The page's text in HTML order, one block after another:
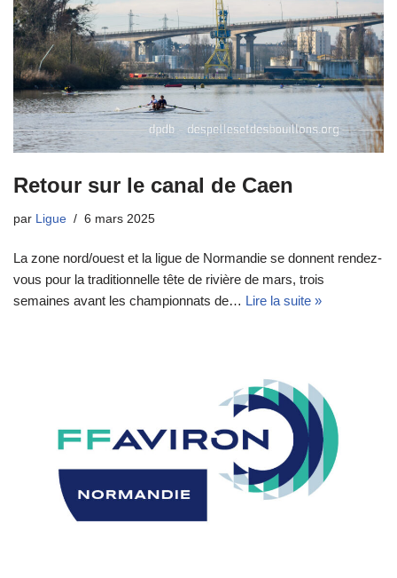
Retour sur le canal de Caen
par Ligue 6 mars 2025
La zone nord/ouest et la ligue de Normandie se donnent rendez-
vous pour la traditionnelle tête de rivière de mars, trois
semaines avant les championnats de… Lire la suite »